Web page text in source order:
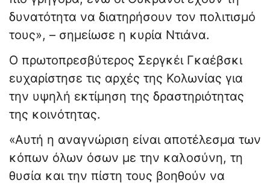
δυνατότητα να διατηρήσουν τον πολιτισμό
τους», – σημείωσε η κυρία Ντιάνα.
Ο πρωτοπρεσβύτερος Σεργκέι Γκαέβσκι
ευχαρίστησε τις αρχές της Κολωνίας για
την υψηλή εκτίμηση της δραστηριότητας
της κοινότητας.
«Αυτή η αναγνώριση είναι αποτέλεσμα των
κόπων όλων όσων με την καλοσύνη, τη
θυσία και την πίστη τους βοηθούν να